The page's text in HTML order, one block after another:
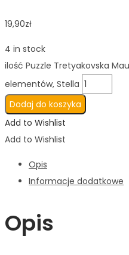
19,90zł
4 in stock
ilość Puzzle Tretyakovska
elementów, Stella
Dodaj do koszyka
Add to Wishlist
Add to Wishlist
Opis
Informacje dodatkowe
Opis